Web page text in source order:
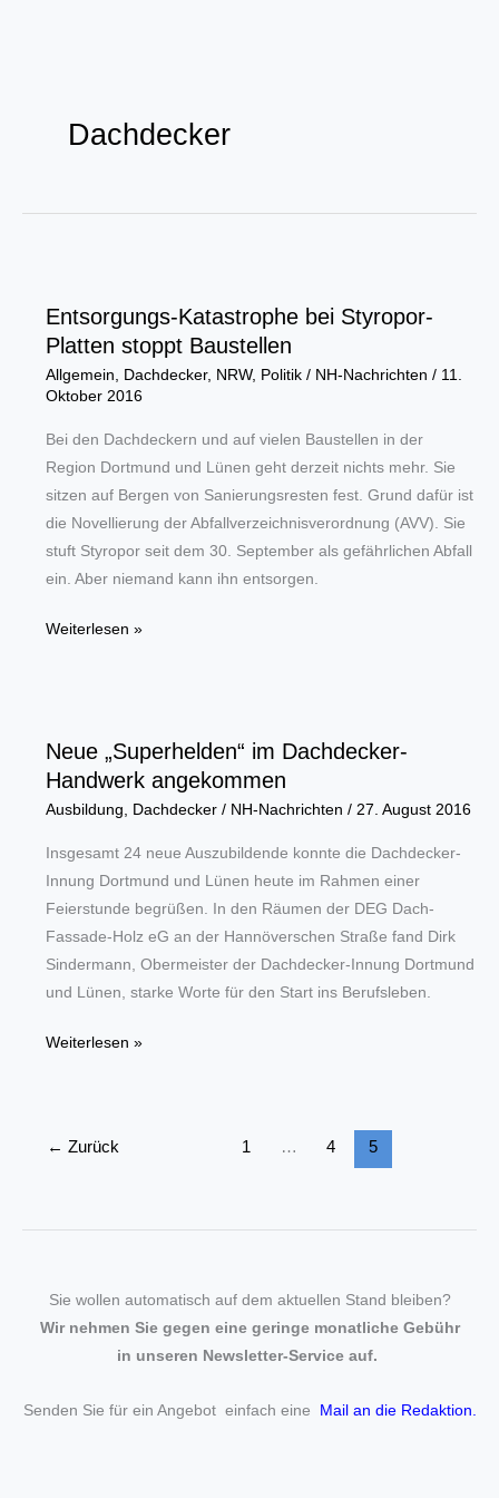
Dachdecker
Entsorgungs-Katastrophe bei Styropor-
Platten stoppt Baustellen
Allgemein, Dachdecker, NRW, Politik/ NH-Nachrichten / 11.
Oktober 2016
Bei den Dachdeckern und auf vielen Baustellen in der
Region Dortmund und Lünen geht derzeit nichts mehr. Sie
sitzen auf Bergen von Sanierungsresten fest. Grund dafür ist
die Novellierung der Abfallverzeichnisverordnung (AVV). Sie
stuft Styropor seit dem 30. September als gefährlichen Abfall
ein. Aber niemand kann ihn entsorgen.
Entsorgungs-
Platten
Weiterlesen »
Neue „Superhelden“ im Dachdecker-
Handwerk angekommen
Ausbildung, Dachdecker/ NH-Nachrichten / 27. August 2016
Insgesamt 24 neue Auszubildende konnte die Dachdecker-
Innung Dortmund und Lünen heute im Rahmen einer
Feierstunde begrüßen. In den Räumen der DEG Dach-
Fassade-Holz eG an der Hannöverschen Straße fand Dirk
Sindermann, Obermeister der Dachdecker-Innung Dortmund
und Lünen, starke Worte für den Start ins Berufsleben.
Neue
Handwerk
Weiterlesen »
← Zurück 1 … 4 5
Sie wollen automatisch auf dem aktuellen Stand bleiben?
Wir nehmen Sie gegen eine geringe monatliche Gebühr
in unseren Newsletter-Service auf.
Senden Sie für ein Angebot einfach eine Mail an die Redaktion